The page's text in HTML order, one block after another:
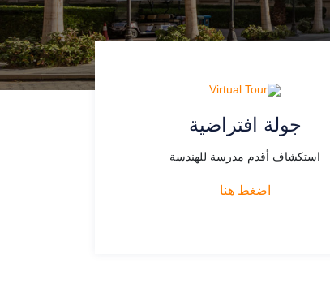
جولة افتراضية
استكشاف أقدم مدرسة للهندسة
اضغط هنا